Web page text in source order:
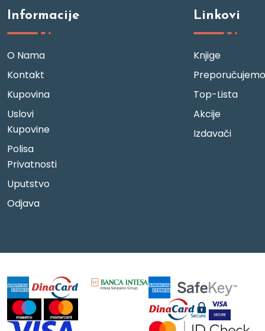
Informacije
O Nama
Kontakt
Kupovina
Uslovi
Kupovine
Polisa
Privatnosti
Uputstvo
Odjava
Linkovi
Knjige
Preporučujemo
Top-Lista
Akcije
Izdavači